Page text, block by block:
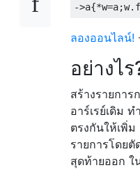
->a{*w=a;w.
ลองออนไลน์!
อย่างไร
สร้างรายการ
อาร์เรย์เดิม
ตรงกันให้เพิ่
รายการโดย
สุดท้ายออก